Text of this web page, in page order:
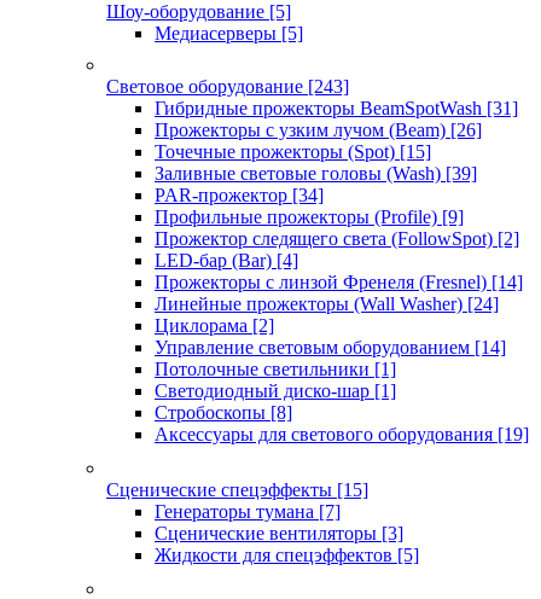
Шоу-оборудование [5]
Медиасерверы [5]
Световое оборудование [243]
Гибридные прожекторы BeamSpotWash [31]
Прожекторы с узким лучом (Beam) [26]
Точечные прожекторы (Spot) [15]
Заливные световые головы (Wash) [39]
PAR-прожектор [34]
Профильные прожекторы (Profile) [9]
Прожектор следящего света (FollowSpot) [2]
LED-бар (Bar) [4]
Прожекторы с линзой Френеля (Fresnel) [14]
Линейные прожекторы (Wall Washer) [24]
Циклорама [2]
Управление световым оборудованием [14]
Потолочные светильники [1]
Светодиодный диско-шар [1]
Стробоскопы [8]
Аксессуары для светового оборудования [19]
Сценические спецэффекты [15]
Генераторы тумана [7]
Сценические вентиляторы [3]
Жидкости для спецэффектов [5]